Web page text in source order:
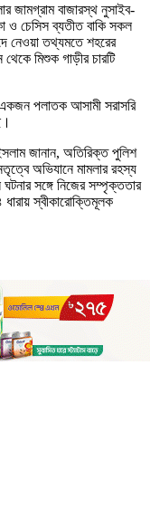
জামগ্রাম বাজারস্থ নুসাইব-
ও চেসিস ব্যতীত বাকি সকল
নেওয়া তথ্যমতে শহরের
মিশুক গাড়ীর চারটি
পলাতক আসামী সরাসরি
জানান, অতিরিক্ত পুলিশ
অভিযানে মামলার রহস্য
সঙ্গে নিজের সম্পৃক্ততার
ধারায় স্বীকারোক্তিমূলক